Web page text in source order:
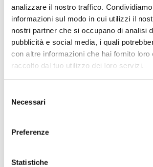
analizzare il nostro traffico.
informazioni sul modo in cui utilizzi il
nostri partner che si occupano di analisi
pubblicità e social media, i quali
con altre informazioni che hai fornito loro
raccolto dal tuo utilizzo dei loro servizi.
delNecessari
Preferenze
Statistiche
Composition